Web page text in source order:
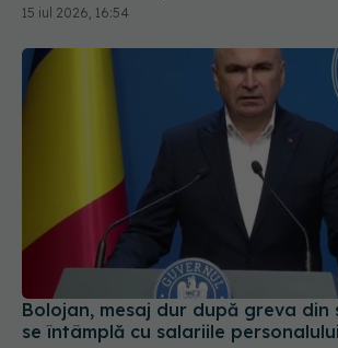
15 iul 2026, 16:54
Bolojan, mesaj dur după greva din
se întâmplă cu salariile